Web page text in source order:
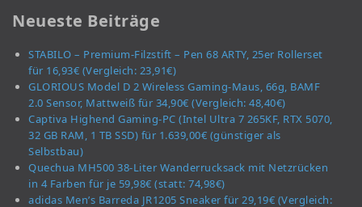
Neueste Beiträge
STABILO – Premium-Filzstift – Pen 68 ARTY, 25er Rollerset
für 16,93€ (Vergleich: 23,91€)
GLORIOUS Model D 2 Wireless Gaming-Maus, 66g, BAMF
2.0 Sensor, Mattweiß für 34,90€ (Vergleich: 48,40€)
Captiva Highend Gaming-PC (Intel Ultra 7 265KF, RTX 5070,
32 GB RAM, 1 TB SSD) für 1.639,00€ (günstiger als
Selbstbau)
Quechua MH500 38-Liter Wanderrucksack mit Netzrücken
in 4 Farben für je 59,98€ (statt: 74,98€)
adidas Men’s Barreda JR1205 Sneaker für 29,19€ (Vergleich: